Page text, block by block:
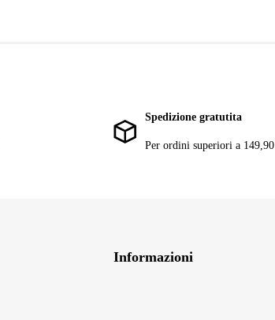
Spedizione gratutita
Per ordini superiori a 149,90
Informazioni